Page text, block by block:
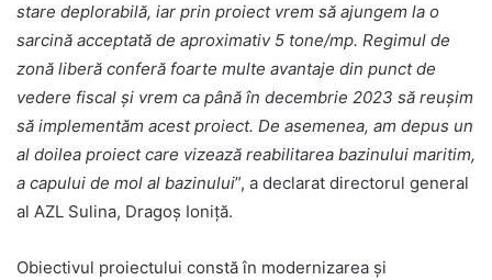
stare deplorabilă, iar prin proiect vrem să ajungem la o
sarcină acceptată de aproximativ 5 tone/mp. Regimul de
zonă liberă conferă foarte multe avantaje din punct de
vedere fiscal și vrem ca până în decembrie 2023 să reușim
să implementăm acest proiect. De asemenea, am depus un
al doilea proiect care vizează reabilitarea bazinului maritim,
a capului de mol al bazinului”, a declarat directorul general
al AZL Sulina, Dragoș Ioniță.
Obiectivul proiectului constă în modernizarea și